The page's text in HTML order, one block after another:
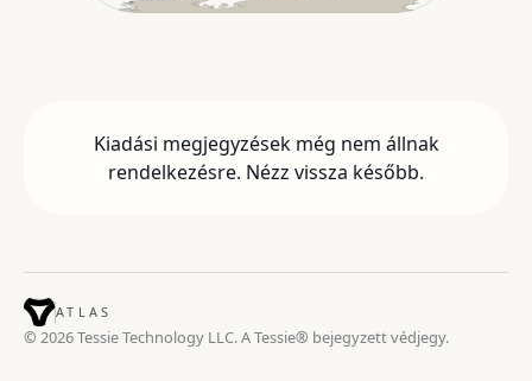
Kiadási megjegyzések még nem állnak
rendelkezésre. Nézz vissza később.
ATLAS
© 2026 Tessie Technology LLC. A Tessie® bejegyzett védjegy.